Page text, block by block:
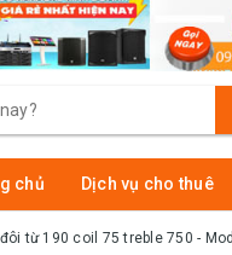
chủ Dịch vụ cho thuê
đôi từ 190 coil 75 treble 750 -